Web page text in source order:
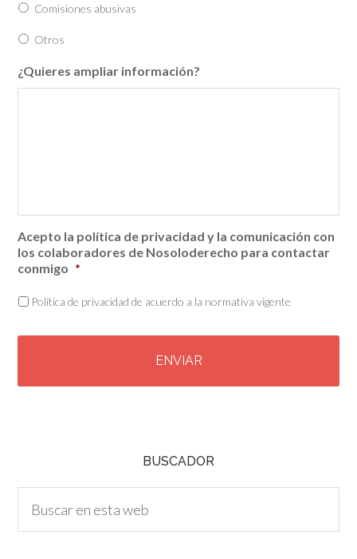
Comisiones abusivas
Otros
¿Quieres ampliar información?
Acepto la política de privacidad y la comunicación con
los colaboradores de Nosoloderecho para contactar
conmigo *
Política de privacidad de acuerdo a la normativa vigente
BUSCADOR